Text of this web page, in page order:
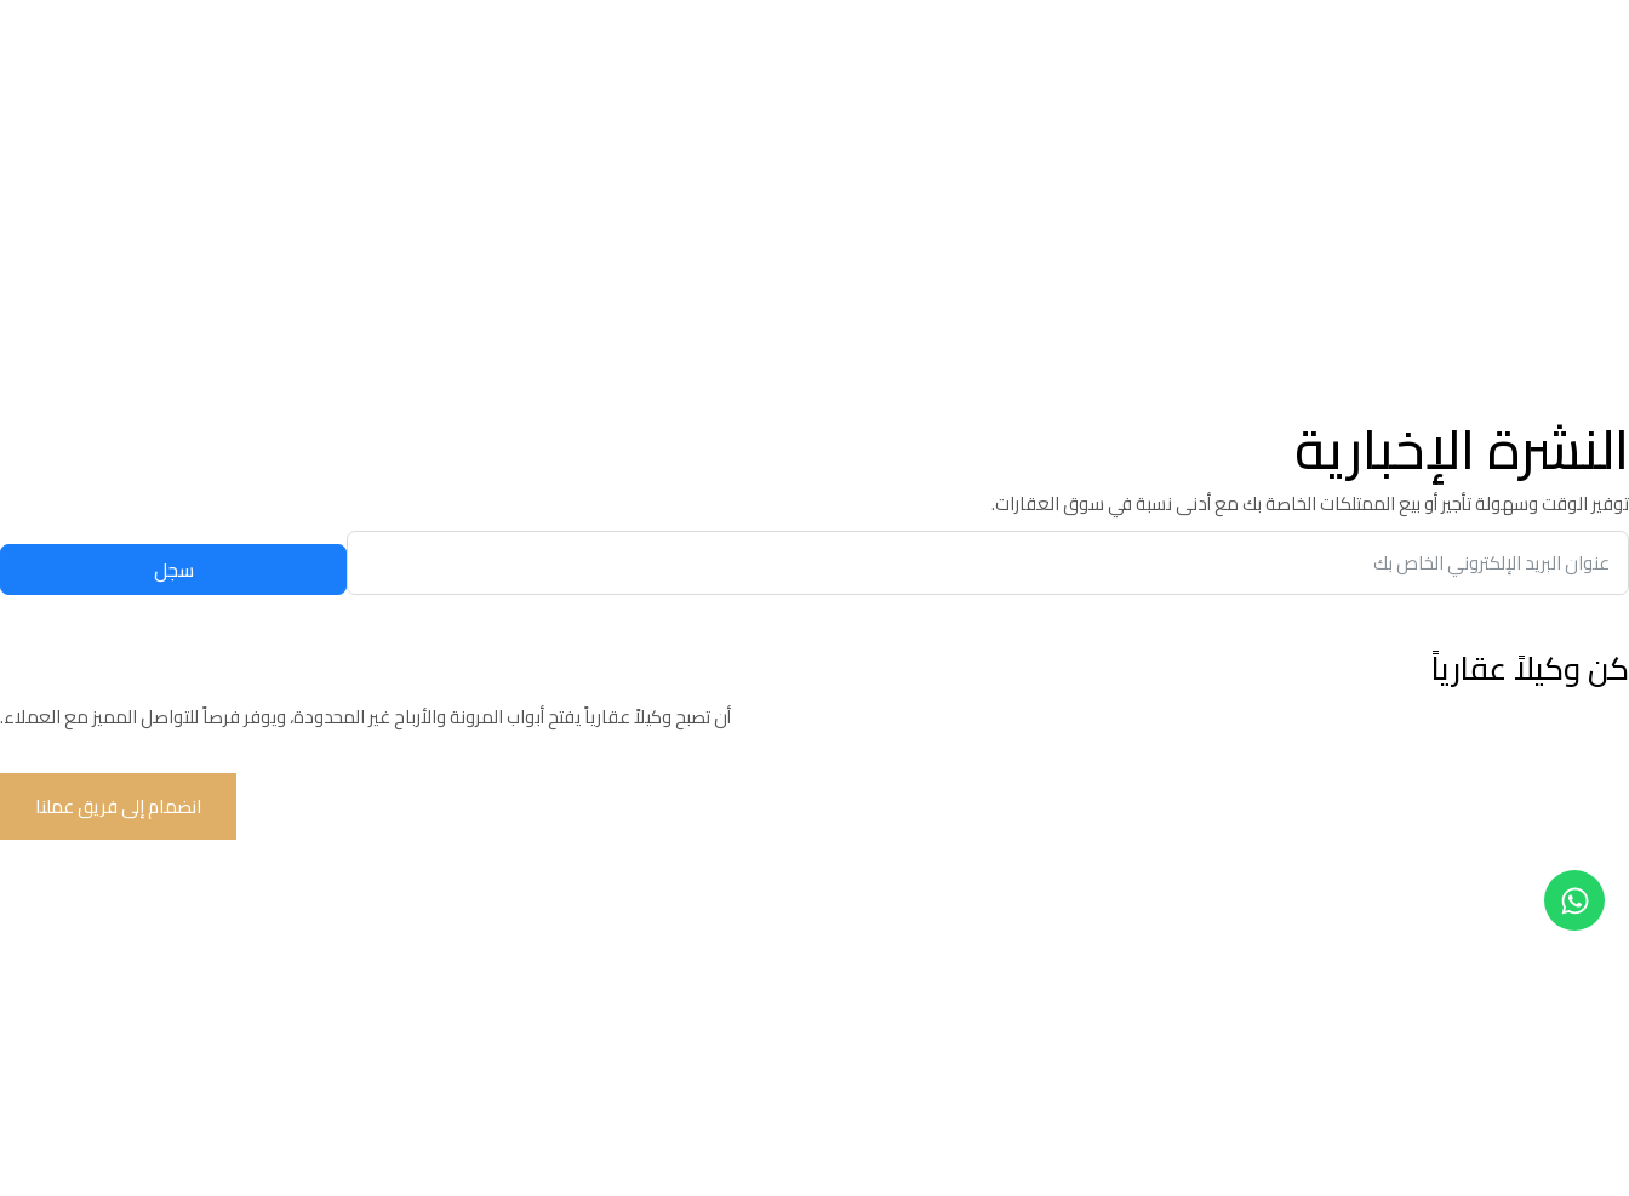
النشرة الإخبارية
توفير الوقت وسهولة تأجير أو بيع الممتلكات الخاصة بك مع أدنى نسبة في سوق العقارات.
سجل
كن وكيلاً عقارياً
أن تصبح وكيلاً عقارياً يفتح أبواب المرونة والأرباح غير المحدودة، ويوفر فرصاً للتواصل المميز مع العملاء.
انضمام إلى فريق عملنا